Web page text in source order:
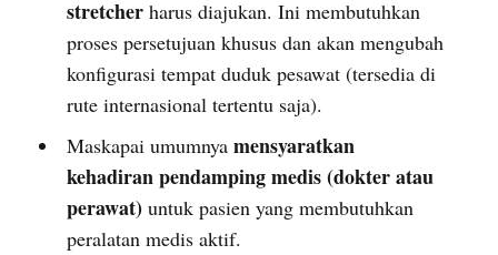
stretcherharus diajukan. Ini membutuhkan
proses persetujuan khusus dan akan mengubah
konfigurasi tempat duduk pesawat (tersedia di
rute internasional tertentu saja).
Maskapai umumnya mensyaratkan
kehadiran pendamping medis (dokter atau
perawat)untuk pasien yang membutuhkan
peralatan medis aktif.